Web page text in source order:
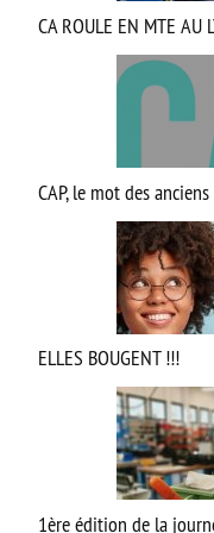
Option
Brevet
Brevet d’Initiation
BTS CIEL
BTS CRCI
BTS CRSA
BTS ELT
BTS MTE (ancien
DN MADE CM
DN MADE DP
MC
CA ROULE EN MTE AU
CAP, le mot des anciens
ELLES BOUGENT !!!
1ère édition de la